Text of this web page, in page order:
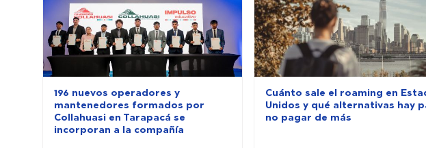
196 nuevos operadores y
mantenedores formados por
Collahuasi en Tarapacá se
incorporan a la compañía
Cuánto sale el roaming en
Unidos y qué alternativas hay
no pagar de más